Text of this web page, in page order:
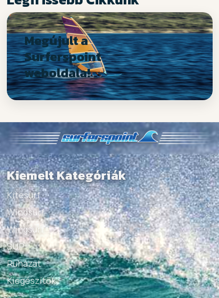
Megújult a
Surferspoint
weboldala!
Kiemelt Kategóriák
Kitesurf
Windsurf
Wingsurf
SUP
Ruházat
Kiegészítők